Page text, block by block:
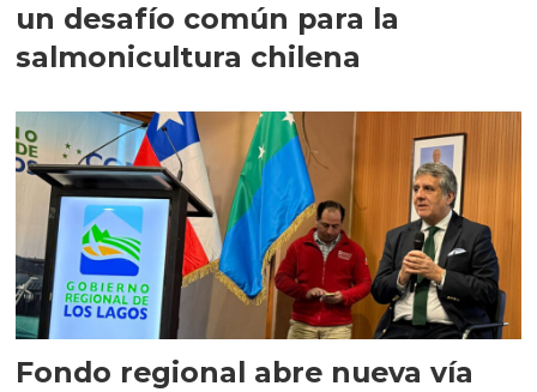
un desafío común para la
salmonicultura chilena
Fondo regional abre nueva vía